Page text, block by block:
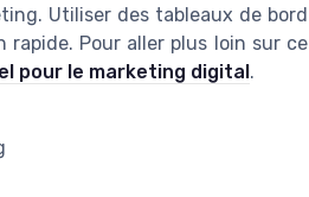
Utiliser des tableaux de bord
Pour aller plus loin sur ce
pour le marketing digital .